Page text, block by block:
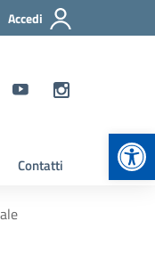
Accedi
Contatti